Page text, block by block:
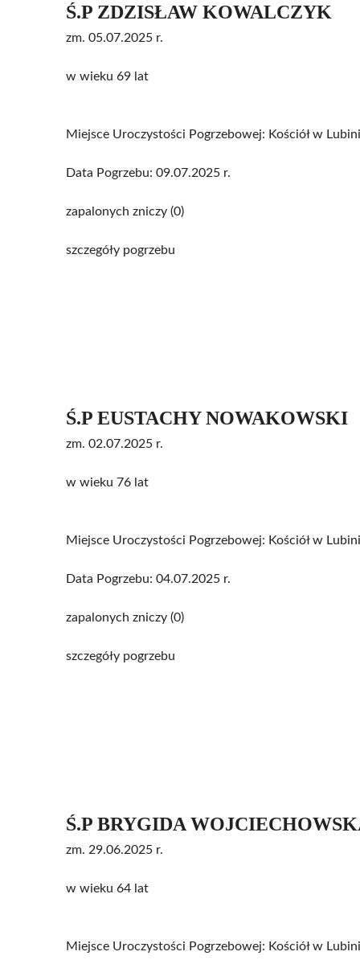
Ś.P ZDZISŁAW KOWALCZYK
zm. 05.07.2025 r.
w wieku 69 lat
Miejsce Uroczystości Pogrzebowej: Kościół w
Data Pogrzebu: 09.07.2025 r.
zapalonych zniczy (0)
szczegóły pogrzebu
Ś.P EUSTACHY NOWAKOWSKI
zm. 02.07.2025 r.
w wieku 76 lat
Miejsce Uroczystości Pogrzebowej: Kościół w
Data Pogrzebu: 04.07.2025 r.
zapalonych zniczy (0)
szczegóły pogrzebu
Ś.P BRYGIDA
zm. 29.06.2025 r.
w wieku 64 lat
Miejsce Uroczystości Pogrzebowej: Kościół w